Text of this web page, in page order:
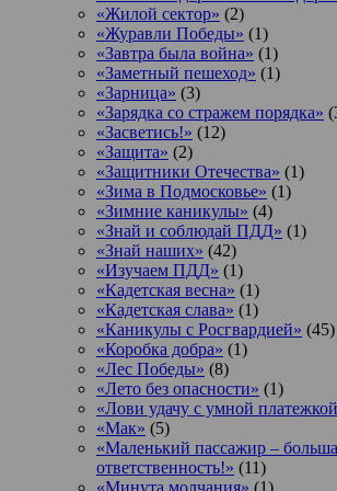
«Жилой сектор» (2)
«Журавли Победы» (1)
«Завтра была война» (1)
«Заметный пешеход» (1)
«Зарница» (3)
«Зарядка со стражем порядка»
«Засветись!» (12)
«Защита» (2)
«Защитники Отечества» (1)
«Зима в Подмосковье» (1)
«Зимние каникулы» (4)
«Знай и соблюдай ПДД» (1)
«Знай наших» (42)
«Изучаем ПДД» (1)
«Кадетская весна» (1)
«Кадетская слава» (1)
«Каникулы с Росгвардией» (45)
«Коробка добра» (1)
«Лес Победы» (8)
«Лето без опасности» (1)
«Лови удачу с умной
«Мак» (5)
«Маленький пассажир –
ответственность!» (11)
«Минута молчания» (1)